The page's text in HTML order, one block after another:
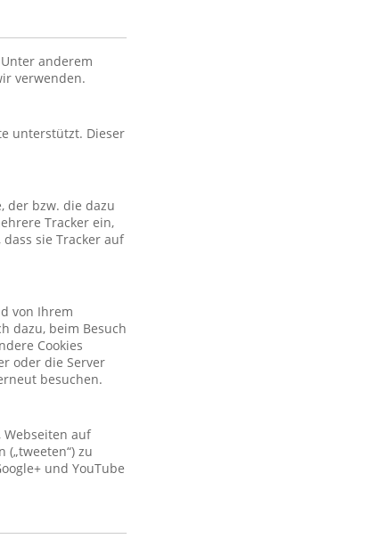
anderem
verwenden.
unterstützt. Dieser
der bzw. die dazu
Tracker ein,
sie Tracker auf
von Ihrem
dazu, beim Besuch
Cookies
oder die Server
besuchen.
Webseiten auf
(„tweeten“) zu
und YouTube